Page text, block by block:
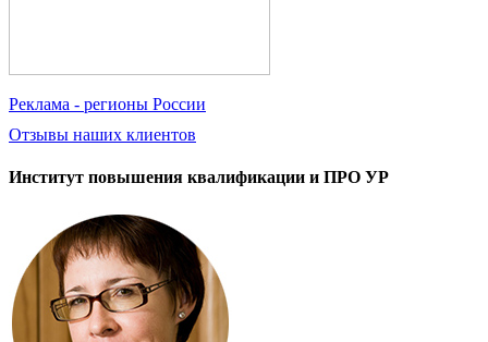
Реклама - регионы России
Отзывы наших клиентов
Институт повышения квалификации и ПРО УР